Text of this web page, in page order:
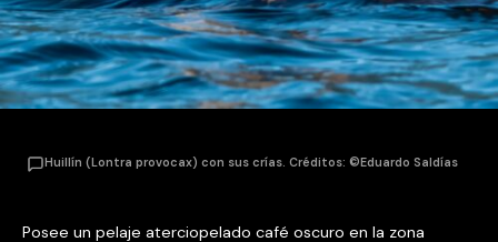
Huillín (Lontra provocax) con sus crías. Créditos: ©Eduardo Saldías
Posee un pelaje aterciopelado café oscuro en la zona